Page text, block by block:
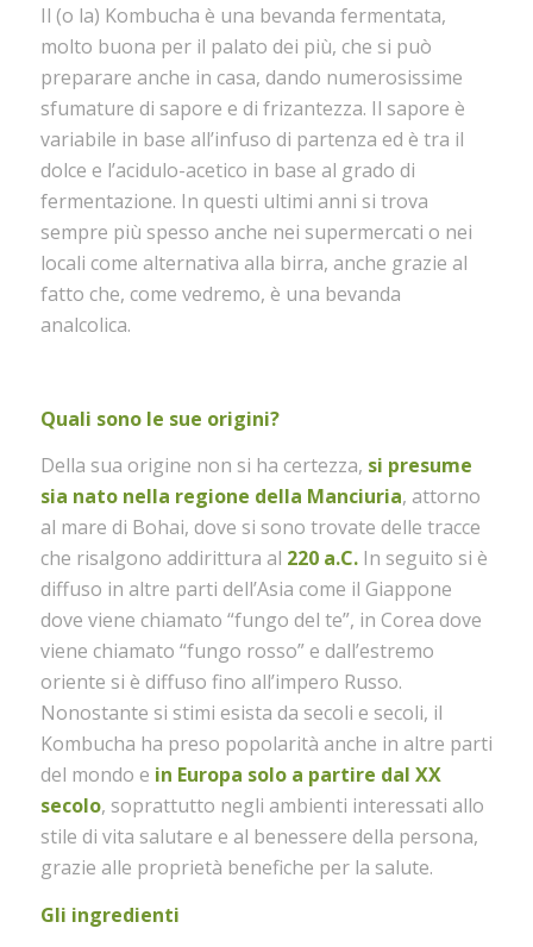
Il (o la) Kombucha è una bevanda fermentata,
molto buona per il palato dei più, che si può
preparare anche in casa, dando numerosissime
sfumature di sapore e di frizantezza. Il sapore è
variabile in base all’infuso di partenza ed è tra il
dolce e l’acidulo-acetico in base al grado di
fermentazione. In questi ultimi anni si trova
sempre più spesso anche nei supermercati o nei
locali come alternativa alla birra, anche grazie al
fatto che, come vedremo, è una bevanda
analcolica.
Quali sono le sue origini?
Della sua origine non si ha certezza, si presume
sia nato nella regione della Manciuria, attorno
al mare di Bohai, dove si sono trovate delle tracce
che risalgono addirittura al 220 a.C.In seguito si è
diffuso in altre parti dell’Asia come il Giappone
dove viene chiamato “fungo del te”, in Corea dove
viene chiamato “fungo rosso” e dall’estremo
oriente si è diffuso fino all’impero Russo.
Nonostante si stimi esista da secoli e secoli, il
Kombucha ha preso popolarità anche in altre parti
del mondo e in Europa solo a partire dal XX
secolo, soprattutto negli ambienti interessati allo
stile di vita salutare e al benessere della persona,
grazie alle proprietà benefiche per la salute.
Gli ingredienti